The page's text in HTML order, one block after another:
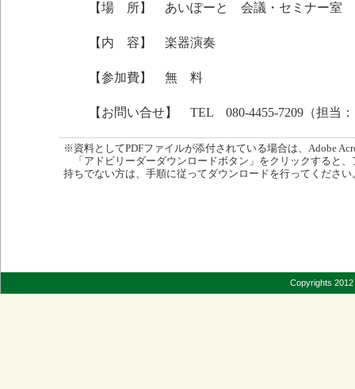
【場 所】 あいぽーと 会議・セミナー室
【内 容】 楽器演奏
【参加費】 無 料
【お問い合せ】 TEL 080-4455-7209（担当
※資料としてPDFファイルが添付されている場合は、Adobe
「アドビリーダーダウンロードボタン」をクリックすると
持ちでない方は、手順に従ってダウンロードを行ってください
Copyrights